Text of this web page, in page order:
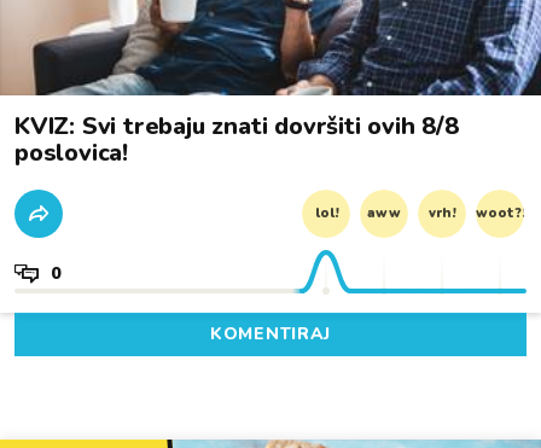
KVIZ: Svi trebaju znati dovršiti ovih 8/8
poslovica!
lol! aww vrh! woot?!
0
KOMENTIRAJ